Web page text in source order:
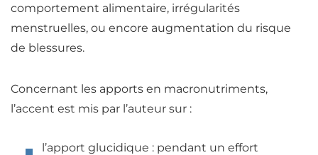
comportement alimentaire, irrégularités
menstruelles, ou encore augmentation du risque
de blessures.
Concernant les apports en macronutriments,
l’accent est mis par l’auteur sur :
l’apport glucidique : pendant un effort